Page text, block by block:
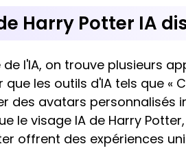
Harry Potter IA
l'IA, on trouve plusieurs
les outils d'IA tels que «
des avatars personnalisés
le visage IA de Harry
offrent des expériences